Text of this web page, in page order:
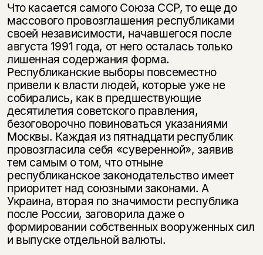
Что касается самого Союза ССР, то еще до
массового провозглашения республиками
своей независимости, начавшегося после
августа 1991 года, от него осталась только
лишенная содержания форма.
Республиканские выборы повсеместно
привели к власти людей, которые уже не
собирались, как в предшествующие
десятилетия советского правления,
безоговорочно повиноваться указаниями
Москвы. Каждая из пятнадцати республик
провозгласила себя «суверенной», заявив
тем самым о том, что отныне
республиканское законодательство имеет
приоритет над союзными законами. А
Украина, вторая по значимости республика
после России, заговорила даже о
формировании собственных вооруженных сил
и выпуске отдельной валюты.
Подписка на рассылку
Раз в неделю мы отправляем рассылку
о книгах и событиях «НЛО».
За подписку дарим промокод на
скидку 15%
Я соглашаюсь с
Этой книги временно
нет в продаже.
Вы можете подписаться на
уведомления, и при поступлении книги
на склад получить письмо на указанный
электронный адрес.
Я соглашаюсь сПолитикой конфиденциальности
Эта книга
не предназначена для
несовершеннолетних
Скажите, пожалуйста,
вам уже исполнилось 18 лет?